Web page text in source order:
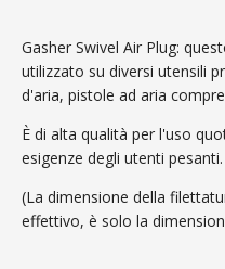
Gasher Swivel Air Plug:
utilizzato su diversi utensili
d'aria, pistole ad aria
È di alta qualità per l'uso
esigenze degli utenti pesanti.
(La dimensione della
effettivo, è solo la